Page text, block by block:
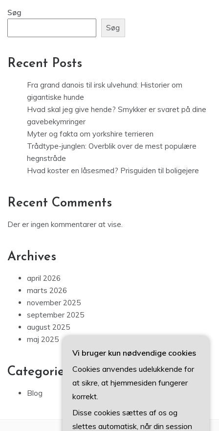
Søg
Søg
Recent Posts
Fra grand danois til irsk ulvehund: Historier om
gigantiske hunde
Hvad skal jeg give hende? Smykker er svaret på dine
gavebekymringer
Myter og fakta om yorkshire terrieren
Trådtype-junglen: Overblik over de mest populære
hegnstråde
Hvad koster en låsesmed? Prisguiden til boligejere
Recent Comments
Der er ingen kommentarer at vise.
Archives
april 2026
marts 2026
november 2025
september 2025
august 2025
maj 2025
Categories
Blog
Vi bruger kun nødvendige cookies
Cookies anvendes udelukkende for
at sikre, at hjemmesiden fungerer
korrekt.
Disse cookies sættes af os og
slettes automatisk, når din session